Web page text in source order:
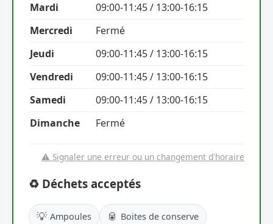
Mardi
09:00-11:45 / 13:00-16:15
Mercredi
Fermé
Jeudi
09:00-11:45 / 13:00-16:15
Vendredi
09:00-11:45 / 13:00-16:15
Samedi
09:00-11:45 / 13:00-16:15
Dimanche
Fermé
⚠️ Signaler une erreur ou un changement d'horaire
♻️ Déchets acceptés
💡 Ampoules 🥫 Boites de conserve